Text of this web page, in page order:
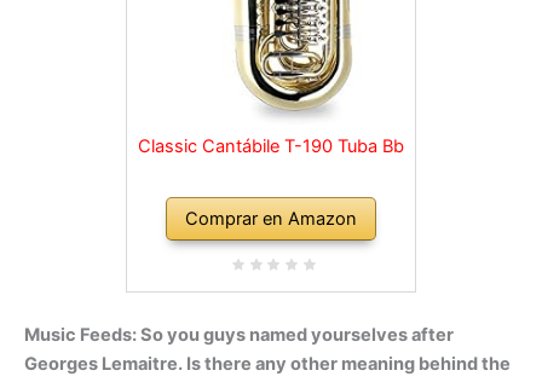
Classic Cantábile T-190 Tuba Bb
Comprar en Amazon
Music Feeds: So you guys named yourselves after
Georges Lemaitre. Is there any other meaning behind the